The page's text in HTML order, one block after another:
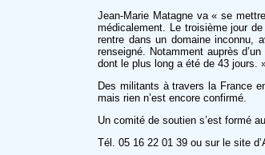
Jean-Marie Matagne va « se
médicalement. Le troisième jour
rentre dans un domaine inconnu,
renseigné. Notamment auprès
dont le plus long a été de 43 jours.
Des militants à travers la France
mais rien n’est encore confirmé.
Un comité de soutien s’est formé
Tél. 05 16 22 01 39 ou sur le site